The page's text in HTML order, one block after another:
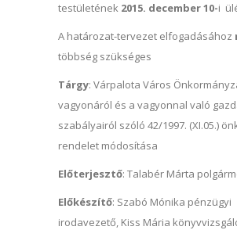
testületének 2015. december 10-i
A határozat-tervezet elfogadásához
többség szükséges
Tárgy: Várpalota Város
vagyonáról és a vagyonnal való
szabályairól szóló 42/1997. (XI.05.)
rendelet módosítása
Előterjesztő: Talabér Márta
Előkészítő: Szabó Mónika pénzügyi
irodavezető, Kiss Mária